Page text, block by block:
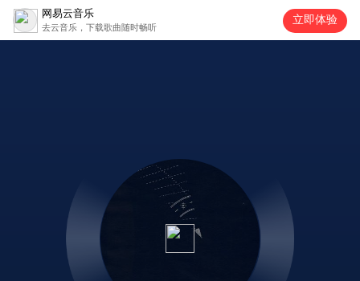
网易云音乐
去云音乐，下载歌曲随时畅听
立即体验